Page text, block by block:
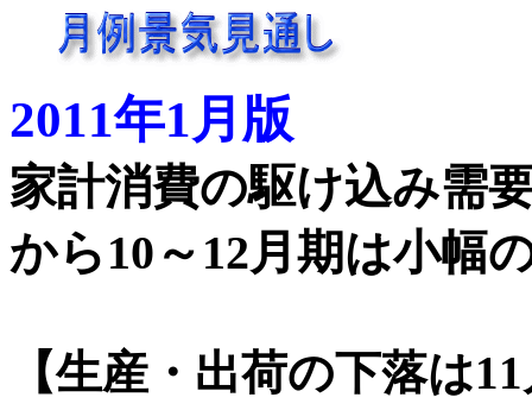
2011年1月版
家計消費の駆け込み需
から10～12月期は小幅
【生産・出荷の下落は